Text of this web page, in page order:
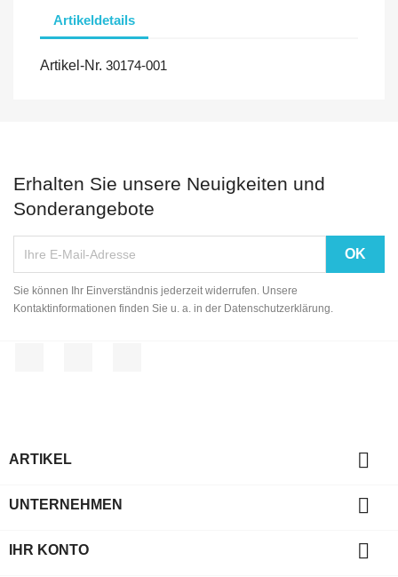
Artikeldetails
Artikel-Nr. 30174-001
Erhalten Sie unsere Neuigkeiten und
Sonderangebote
Sie können Ihr Einverständnis jederzeit widerrufen. Unsere
Kontaktinformationen finden Sie u. a. in der Datenschutzerklärung.
ARTIKEL 
UNTERNEHMEN 
IHR KONTO 